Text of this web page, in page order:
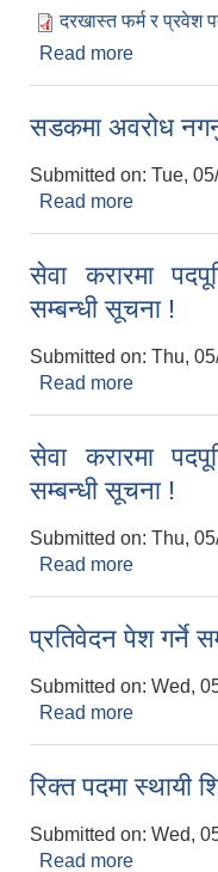
दरखास्त फर्म र प्रवेश
Read more
सडकमा अवरोध
Submitted on: Tue,
Read more
सेवा करारमा
सम्बन्धी सूचना !
Submitted on: Thu,
Read more
सेवा करारमा
सम्बन्धी सूचना !
Submitted on: Thu,
Read more
प्रतिवेदन पेश गर्ने
Submitted on: Wed,
Read more
रिक्त पदमा स्थायी
Submitted on: Wed,
Read more